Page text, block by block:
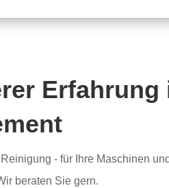
Erfahrung
- für Ihre Maschinen
beraten Sie gern.